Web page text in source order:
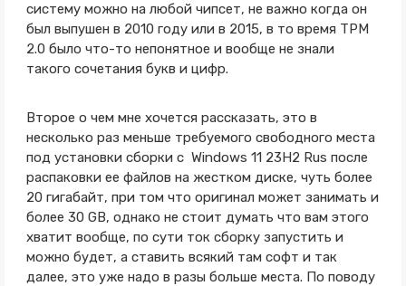
систему можно на любой чипсет, не важно когда он
был выпушен в 2010 году или в 2015, в то время TPM
2.0 было что-то непонятное и вообще не знали
такого сочетания букв и цифр.
Второе о чем мне хочется рассказать, это в
несколько раз меньше требуемого свободного места
под установки сборки с Windows 11 23H2 Rus после
распаковки ее файлов на жестком диске, чуть более
20 гигабайт, при том что оригинал может занимать и
более 30 GB, однако не стоит думать что вам этого
хватит вообще, по сути ток сборку запустить и
можно будет, а ставить всякий там софт и так
далее, это уже надо в разы больше места. По поводу